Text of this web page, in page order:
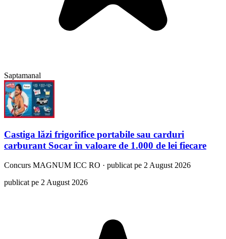
Saptamanal
Castiga lăzi frigorifice portabile sau carduri
carburant Socar în valoare de 1.000 de lei fiecare
Concurs MAGNUM ICC RO · publicat pe 2 August 2026
publicat pe 2 August 2026